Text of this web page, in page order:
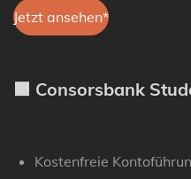
Jetzt ansehen*
🟧 Consorsbank
Kostenfreie